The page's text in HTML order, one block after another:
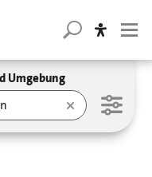
Umgebung